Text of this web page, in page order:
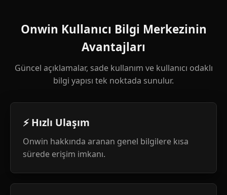
Onwin Kullanıcı Bilgi Merkezinin
Avantajları
Güncel açıklamalar, sade kullanım ve kullanıcı odaklı
bilgi yapısı tek noktada sunulur.
⚡ Hızlı Ulaşım
Onwin hakkında aranan genel bilgilere kısa
sürede erişim imkanı.